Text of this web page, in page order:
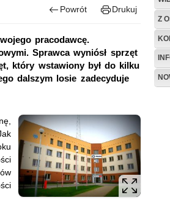
Powrót Drukuj
pracodawcę.
Sprawca wyniósł sprzęt
który wstawiony był do kilku
dalszym losie zadecyduje
Z